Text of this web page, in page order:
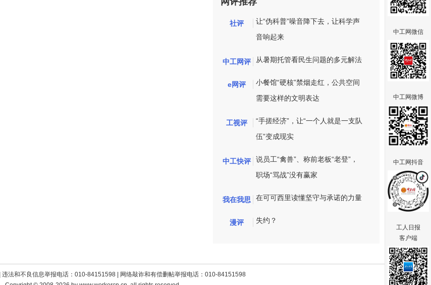
社评
让“伪科普”噪音降下去，让科学声
音响起来
中工网评 从暑期托管看民生问题的多元解法
e网评
小餐馆“硬核”禁烟走红，公共空间
需要这样的文明表达
工视评
“手搓经济”，让“一个人就是一支队
伍”变成现实
中工快评
说员工“禽兽”、称前老板“老登”，
职场“骂战”没有赢家
我在我思 在可可西里读懂坚守与承诺的力量
漫评 失约？
| 违法和不良信息举报电话：010-84151598 | 网络敲诈和有偿删帖举报电话：010-84151598
中工网微信
中工网微博
中工网抖音
工人日报
客户端